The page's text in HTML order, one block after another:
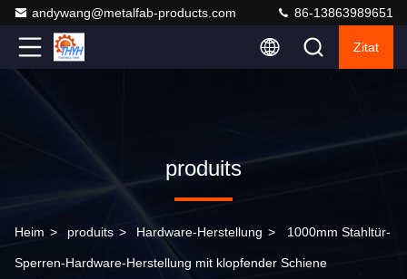
andywang@metalfab-products.com 86-13863989651
Zitat
produits
Heim > produits > Hardware-Herstellung > 1000mm Stahltür-
Sperren-Hardware-Herstellung mit klopfender Schiene